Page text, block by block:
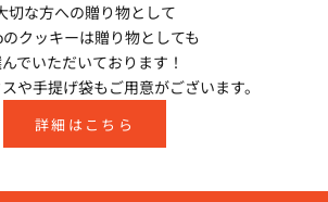
切な方への贈り物として
クッキーは贈り物としても
でいただいております！
や手提げ袋もご用意がございます。
詳細はこちら